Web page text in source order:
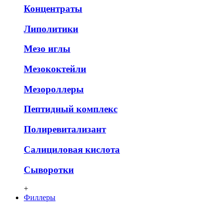
Концентраты
Липолитики
Мезо иглы
Мезококтейли
Мезороллеры
Пептидный комплекс
Полиревитализант
Салициловая кислота
Сыворотки
+
Филлеры